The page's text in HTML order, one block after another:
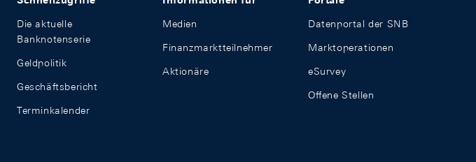
Die aktuelle
Banknotenserie
Geldpolitik
Geschäftsbericht
Terminkalender
Medien
Finanzmarktteilnehmer
Aktionäre
Datenportal der SNB
Marktoperationen
eSurvey
Offene Stellen